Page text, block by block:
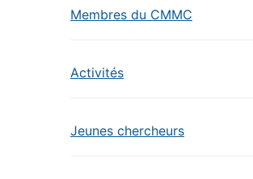
Membres du CMMC
Activités
Jeunes chercheurs